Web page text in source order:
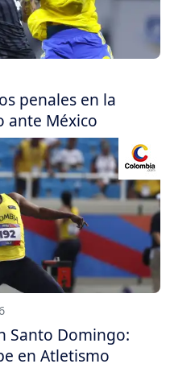
penales en la
ante México
Santo Domingo:
en Atletismo